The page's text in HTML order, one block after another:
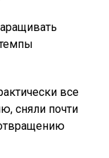
все
сняли почти